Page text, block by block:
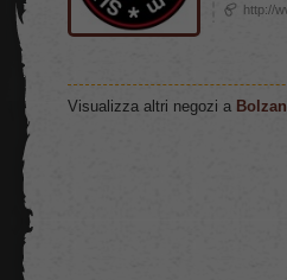
http://
Visualizza altri negozi a